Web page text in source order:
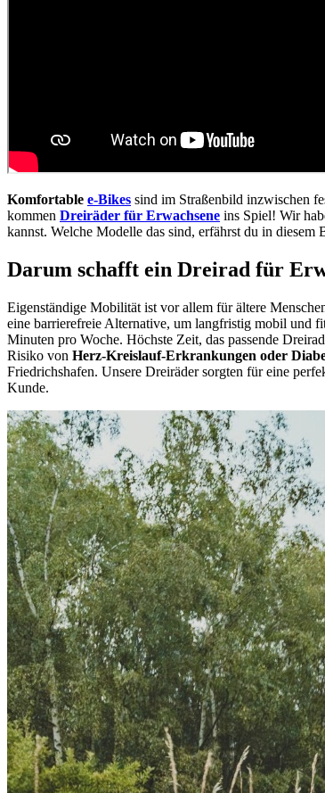
Komfortable e-Bikes sind im Straßenbild inzwischen
kommen Dreiräder für Erwachsene ins Spiel! Wir
kannst. Welche Modelle das sind, erfährst du in diesem
Darum schafft ein Dreirad für
Eigenständige Mobilität ist vor allem für ältere
eine barrierefreie Alternative, um langfristig mobil und
Minuten pro Woche. Höchste Zeit, das passende
Risiko von Herz-Kreislauf-Erkrankungen oder
Friedrichshafen. Unsere Dreiräder sorgten für eine
Kunde.